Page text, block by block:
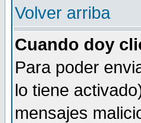
Volver arriba
Cuando doy
Para poder
lo tiene
mensajes